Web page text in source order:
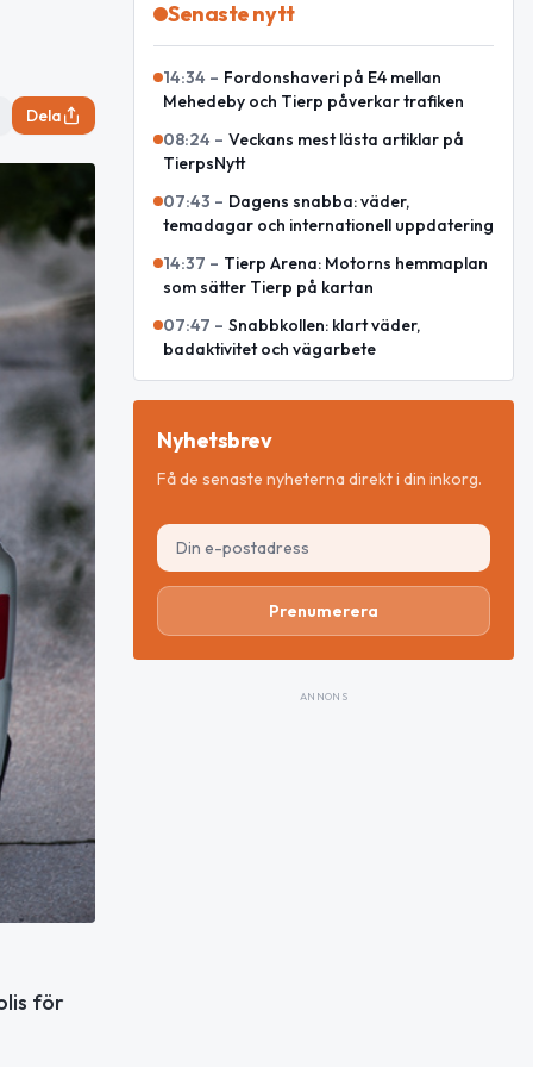
Dela
för
Senaste nytt
14:34 – Fordonshaveri på E4 mellan
Mehedeby och Tierp påverkar trafiken
08:24 – Veckans mest lästa artiklar på
TierpsNytt
07:43 – Dagens snabba: väder,
temadagar och internationell uppdatering
14:37 – Tierp Arena: Motorns hemmaplan
som sätter Tierp på kartan
07:47 – Snabbkollen: klart väder,
badaktivitet och vägarbete
Nyhetsbrev
Få de senaste nyheterna direkt i din inkorg.
Prenumerera
ANNONS